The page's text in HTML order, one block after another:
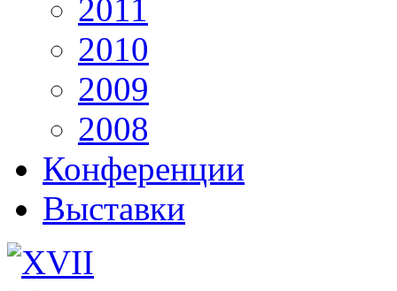
2011
2010
2009
2008
Конференции
Выставки